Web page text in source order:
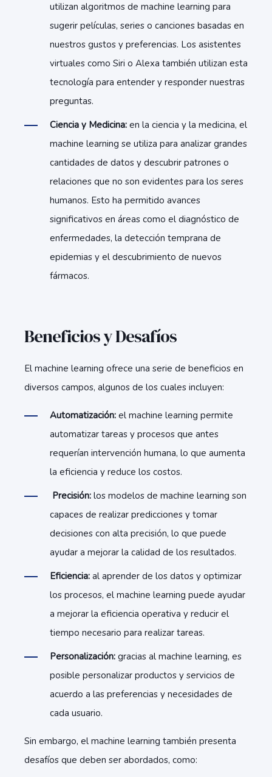
utilizan algoritmos de machine learning para
sugerir películas, series o canciones basadas en
nuestros gustos y preferencias. Los asistentes
virtuales como Siri o Alexa también utilizan esta
tecnología para entender y responder nuestras
preguntas.
Ciencia y Medicina: en la ciencia y la medicina, el
machine learning se utiliza para analizar grandes
cantidades de datos y descubrir patrones o
relaciones que no son evidentes para los seres
humanos. Esto ha permitido avances
significativos en áreas como el diagnóstico de
enfermedades, la detección temprana de
epidemias y el descubrimiento de nuevos
fármacos.
Beneficios y Desafíos
El machine learning ofrece una serie de beneficios en
diversos campos, algunos de los cuales incluyen:
Automatización: el machine learning permite
automatizar tareas y procesos que antes
requerían intervención humana, lo que aumenta
la eficiencia y reduce los costos.
Precisión: los modelos de machine learning son
capaces de realizar predicciones y tomar
decisiones con alta precisión, lo que puede
ayudar a mejorar la calidad de los resultados.
Eficiencia: al aprender de los datos y optimizar
los procesos, el machine learning puede ayudar
a mejorar la eficiencia operativa y reducir el
tiempo necesario para realizar tareas.
Personalización: gracias al machine learning, es
posible personalizar productos y servicios de
acuerdo a las preferencias y necesidades de
cada usuario.
Sin embargo, el machine learning también presenta
desafíos que deben ser abordados, como: